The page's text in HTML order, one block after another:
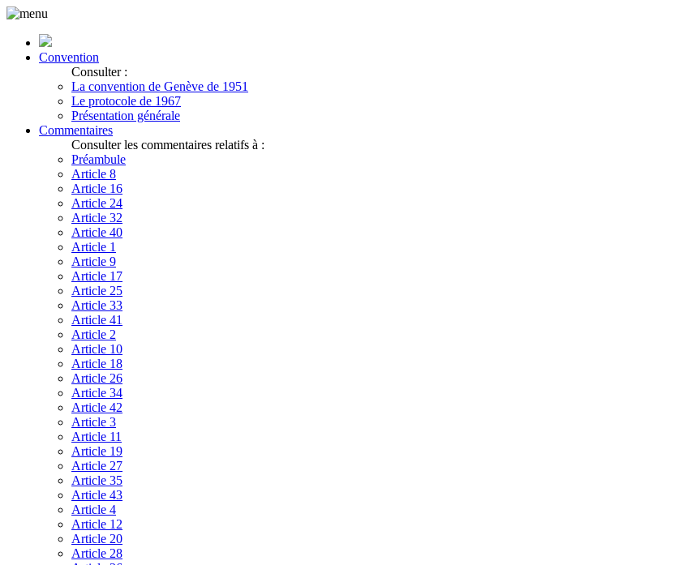
Convention
Consulter :
La convention de Genève de 1951
Le protocole de 1967
Présentation générale
Commentaires
Consulter les commentaires relatifs à :
Préambule
Article 8
Article 16
Article 24
Article 32
Article 40
Article 1
Article 9
Article 17
Article 25
Article 33
Article 41
Article 2
Article 10
Article 18
Article 26
Article 34
Article 42
Article 3
Article 11
Article 19
Article 27
Article 35
Article 43
Article 4
Article 12
Article 20
Article 28